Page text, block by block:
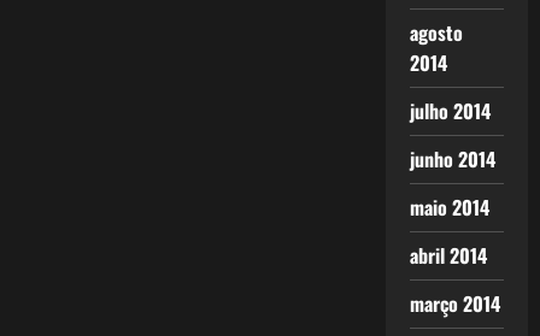
agosto
2014
julho 2014
junho 2014
maio 2014
abril 2014
março 2014